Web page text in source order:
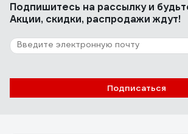
Подпишитесь на рассылкуи
Акции, скидки, распродажи ждут!
Подписаться